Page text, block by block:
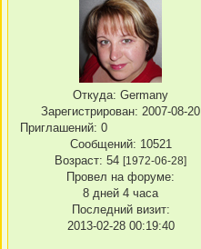
Откуда: Germany
Зарегистрирован: 2007-08-20
Приглашений: 0
Сообщений: 10521
Возраст: 54 [1972-06-28]
Провел на форуме:
8 дней 4 часа
Последний визит:
2013-02-28 00:19:40